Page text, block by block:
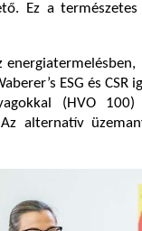
Ez a
ESG és
(HVO
alternatív